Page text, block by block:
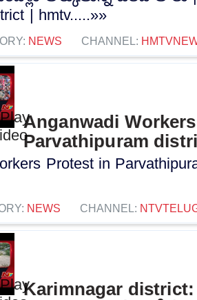
| hmtv.....»»
NEWS CHANNEL:
Anganwadi
Parvathipuram
Protest in
NEWS CHANNEL:
Karimnagar